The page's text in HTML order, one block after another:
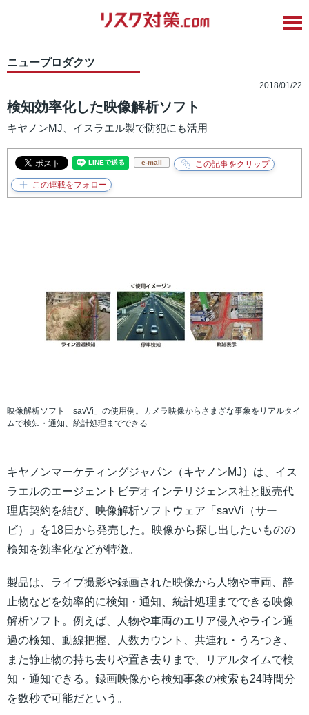
ニュープロダクツ
2018/01/22
検知効率化した映像解析ソフト
キヤノンMJ、イスラエル製で防犯にも活用
e-mail
映像解析ソフト「savVi」の使用例。カメラ映像からさまざな事象をリアルタイ
ムで検知・通知、統計処理までできる
キヤノンマーケティングジャパン（キヤノンMJ）は、イス
ラエルのエージェントビデオインテリジェンス社と販売代
理店契約を結び、映像解析ソフトウェア「savVi（サー
ビ）」を18日から発売した。映像から探し出したいものの
検知を効率化などが特徴。
製品は、ライブ撮影や録画された映像から人物や車両、静
止物などを効率的に検知・通知、統計処理までできる映像
解析ソフト。例えば、人物や車両のエリア侵入やライン通
過の検知、動線把握、人数カウント、共連れ・うろつき、
また静止物の持ち去りや置き去りまで、リアルタイムで検
知・通知できる。録画映像から検知事象の検索も24時間分
を数秒で可能だという。